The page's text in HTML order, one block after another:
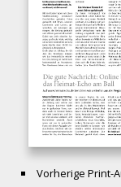
Vorherige Print-